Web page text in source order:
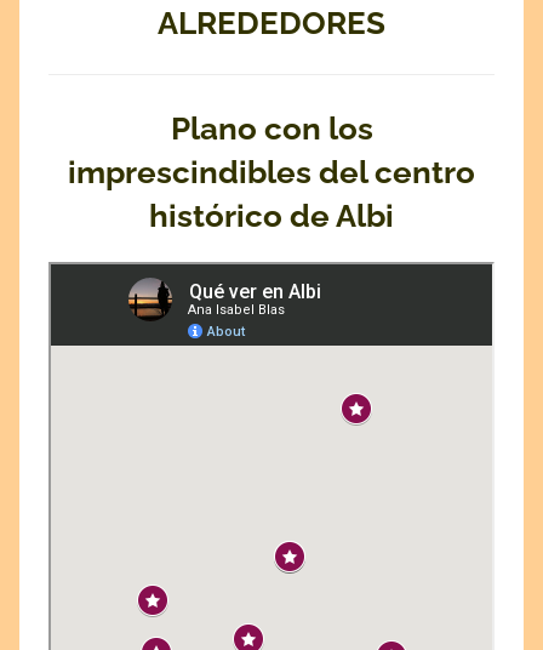
ALREDEDORES
Plano con los
imprescindibles del centro
histórico de Albi